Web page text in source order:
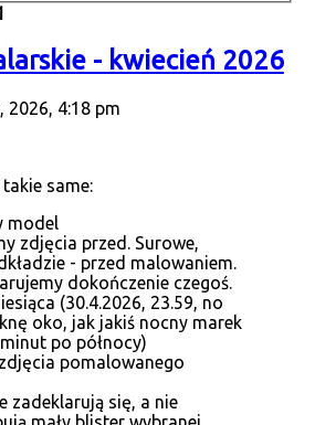
- kwiecień 2026
4:18 pm
same:
model
zdjęcia przed. Surowe,
- przed malowaniem.
dokończenie czegoś.
(30.4.2026, 23.59, no
oko, jak jakiś nocny marek
po północy)
pomalowanego
zadeklarują się, a nie